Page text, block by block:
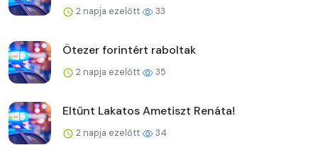
2 napja ezelőtt 33
Ötezer forintért raboltak
2 napja ezelőtt 35
Eltűnt Lakatos Ametiszt Renáta!
2 napja ezelőtt 34